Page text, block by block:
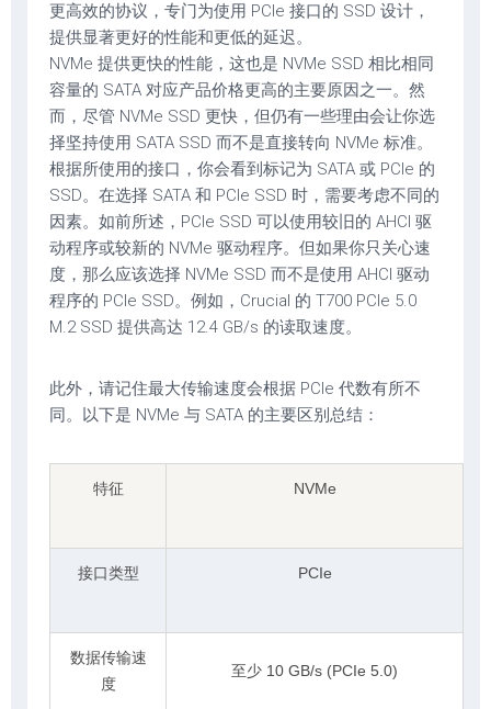
更高效的协议，专门为使用 PCIe 接口的 SSD 设计，
提供显著更好的性能和更低的延迟。
NVMe 提供更快的性能，这也是 NVMe SSD 相比相同
容量的 SATA 对应产品价格更高的主要原因之一。然
而，尽管 NVMe SSD 更快，但仍有一些理由会让你选
择坚持使用 SATA SSD 而不是直接转向 NVMe 标准。
根据所使用的接口，你会看到标记为 SATA 或 PCIe 的
SSD。在选择 SATA 和 PCIe SSD 时，需要考虑不同的
因素。如前所述，PCIe SSD 可以使用较旧的 AHCI 驱
动程序或较新的 NVMe 驱动程序。但如果你只关心速
度，那么应该选择 NVMe SSD 而不是使用 AHCI 驱动
程序的 PCIe SSD。例如，Crucial 的 T700 PCIe 5.0
M.2 SSD 提供高达 12.4 GB/s 的读取速度。
此外，请记住最大传输速度会根据 PCIe 代数有所不
同。以下是 NVMe 与 SATA 的主要区别总结：
特征 NVMe
接口类型 PCIe
数据传输速
度
至少 10 GB/s (PCIe 5.0)